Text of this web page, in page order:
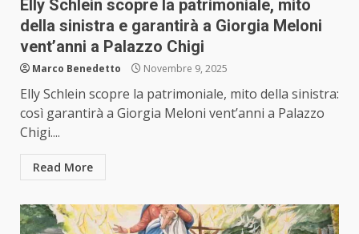
Elly Schlein scopre la patrimoniale, mito
della sinistra e garantirà a Giorgia Meloni
vent’anni a Palazzo Chigi
Marco Benedetto Novembre 9, 2025
Elly Schlein scopre la patrimoniale, mito della sinistra:
così garantirà a Giorgia Meloni vent’anni a Palazzo
Chigi....
Read More